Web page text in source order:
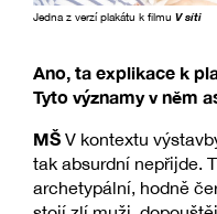
Jedna z verzí plakátu k filmu V síti
Ano, ta explikace k
Tyto významy v něm
MŠ V kontextu
tak absurdní nepřijde.
archetypální, hodně